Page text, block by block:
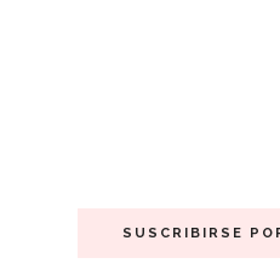
SUSCRIBIRSE